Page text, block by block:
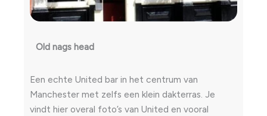
Old nags head
Een echte United bar in het centrum van
Manchester met zelfs een klein dakterras. Je
vindt hier overal foto’s van United en vooral